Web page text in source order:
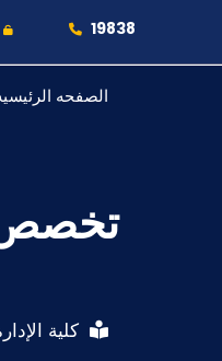
19838
الصفحه
تخصص
كلية